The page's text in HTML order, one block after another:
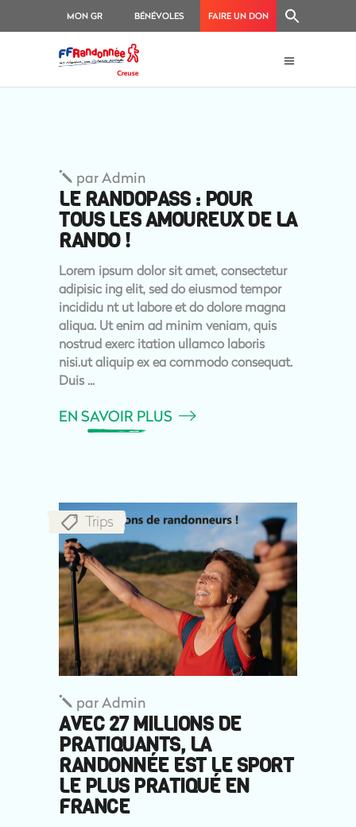
MON GR BÉNÉVOLES FAIRE UN DON
parAdmin
LE RANDOPASS : POUR
TOUS LES AMOUREUX DE LA
RANDO !
Lorem ipsum dolor sit amet, consectetur
adipisic ing elit, sed do eiusmod tempor
incididu nt ut labore et do dolore magna
aliqua. Ut enim ad minim veniam, quis
nostrud exerc itation ullamco laboris
nisi.ut aliquip ex ea commodo consequat.
Duis
EN SAVOIR PLUS
Trips
parAdmin
AVEC 27 MILLIONS DE
PRATIQUANTS, LA
RANDONNÉE EST LE SPORT
LE PLUS PRATIQUÉ EN
FRANCE